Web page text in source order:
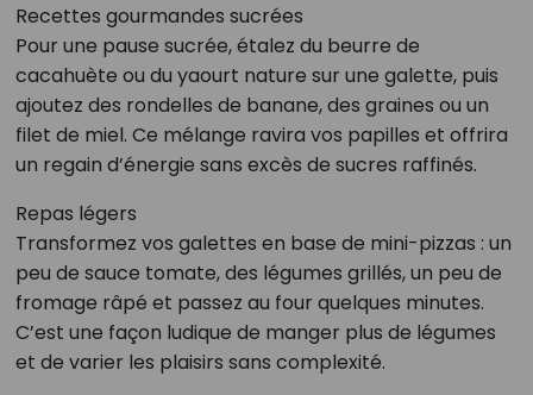
Recettes gourmandes sucrées
Pour une pause sucrée, étalez du beurre de
cacahuète ou du yaourt nature sur une galette, puis
ajoutez des rondelles de banane, des graines ou un
filet de miel. Ce mélange ravira vos papilles et offrira
un regain d’énergie sans excès de sucres raffinés.
Repas légers
Transformez vos galettes en base de mini-pizzas : un
peu de sauce tomate, des légumes grillés, un peu de
fromage râpé et passez au four quelques minutes.
C’est une façon ludique de manger plus de légumes
et de varier les plaisirs sans complexité.